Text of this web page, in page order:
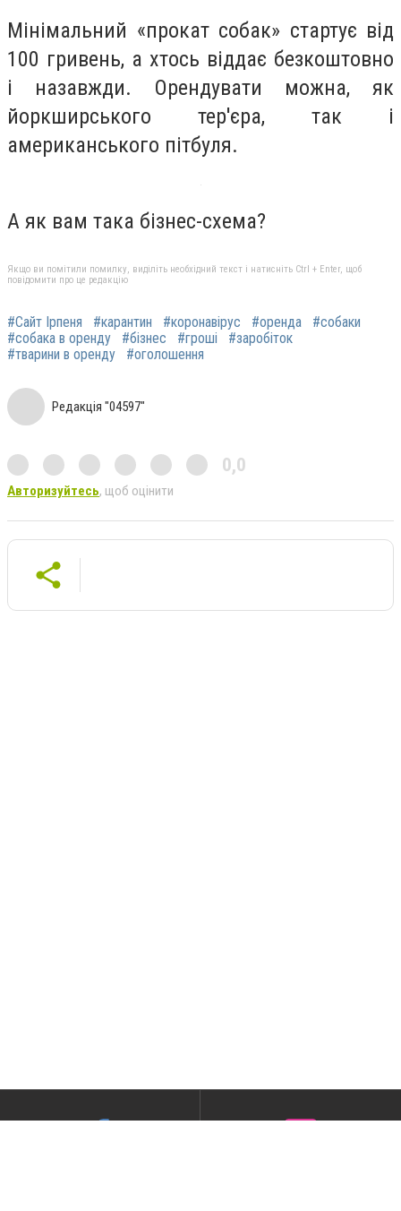
Мінімальний «прокат собак» стартує від
100 гривень, а хтось віддає безкоштовно
і назавжди. Орендувати можна, як
йоркширського тер'єра, так і
американського пітбуля.
А як вам така бізнес-схема?
Якщо ви помітили помилку, виділіть необхідний текст і натисніть Ctrl + Enter, щоб
повідомити про це редакцію
#Сайт Ірпеня #карантин #коронавірус #оренда
#собаки
#собака в оренду
#бізнес #гроші
#заробіток
#тварини в оренду
#оголошення
Редакція "04597"
0,0
Авторизуйтесь, щоб оцінити